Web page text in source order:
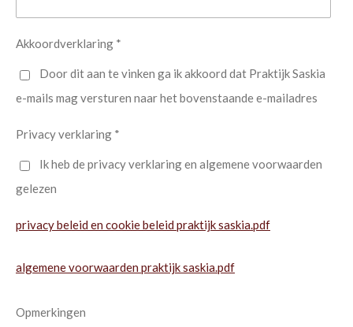
Akkoordverklaring *
Door dit aan te vinken ga ik akkoord dat Praktijk Saskia
e-mails mag versturen naar het bovenstaande e-mailadres
Privacy verklaring *
Ik heb de privacy verklaring en algemene voorwaarden
gelezen
privacy beleid en cookie beleid praktijk saskia.pdf
algemene voorwaarden praktijk saskia.pdf
Opmerkingen